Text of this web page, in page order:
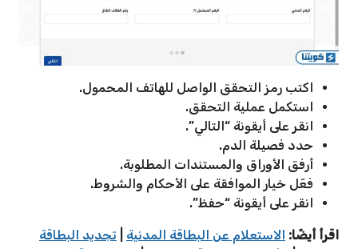
اكتب رمز التحقق الواصل للهاتف المحمول.
استكمل عملية التحقق.
انقر على أيقونة “التالي”.
حدد فصيلة الدم.
أرفق الأوراق والمستندات المطلوبة.
فعّل خيار الموافقة على الأحكام والشروط.
انقر على أيقونة “حفظ”.
اقرأ أيضًا: الاستعلام عن البطاقة المدنية
تجديد البطاقة